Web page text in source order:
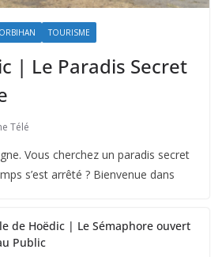
TOURISME
| Le Paradis Secret
Télé
Vous cherchez un paradis secret
s’est arrêté ? Bienvenue dans
de Hoëdic | Le Sémaphore ouvert
Public